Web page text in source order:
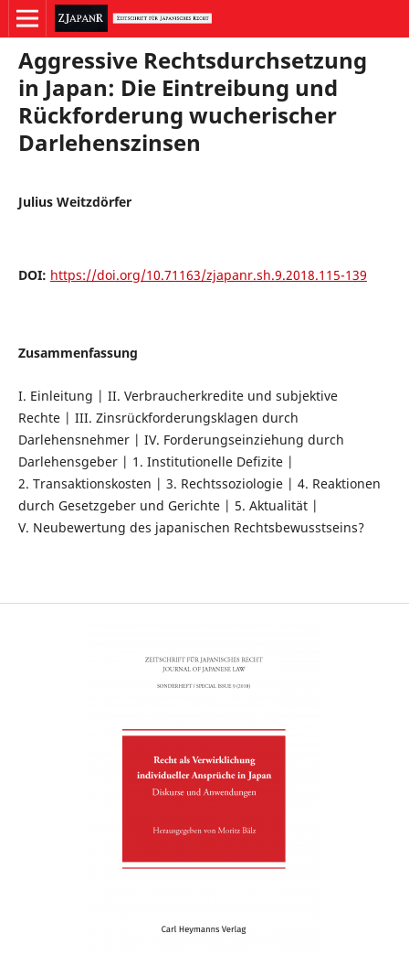
Aggressive Rechtsdurchsetzung
in Japan: Die Eintreibung und
Rückforderung wucherischer
Darlehenszinsen
Julius Weitzdörfer
DOI: https://doi.org/10.71163/zjapanr.sh.9.2018.115-139
Zusammenfassung
I. Einleitung | II. Verbraucherkredite und subjektive
Rechte | III. Zinsrückforderungsklagen durch
Darlehensnehmer | IV. Forderungseinziehung durch
Darlehensgeber | 1. Institutionelle Defizite |
2. Transaktionskosten | 3. Rechtssoziologie | 4. Reaktionen
durch Gesetzgeber und Gerichte | 5. Aktualität |
V. Neubewertung des japanischen Rechtsbewusstseins?